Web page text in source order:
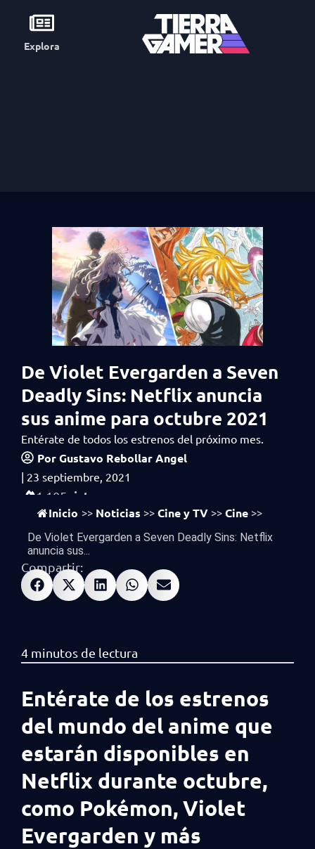
Explora
De Violet Evergarden a Seven
Deadly Sins: Netflix anuncia
sus anime para octubre 2021
Entérate de todos los estrenos del próximo mes.
PorGustavo Rebollar Angel
| 23 septiembre, 2021
1,105 vistas
Inicio >> Noticias >> Cine y TV >> Cine >>
De Violet Evergarden a Seven Deadly Sins: Netflix
anuncia sus...
Compartir:
Entérate de los estrenos
del mundo del anime que
estarán disponibles en
Netflix durante octubre,
como Pokémon, Violet
Evergarden y más